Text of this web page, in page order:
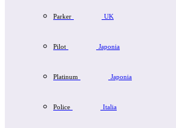
Parker UK
Pilot Japonia
Platinum Japonia
Police Italia